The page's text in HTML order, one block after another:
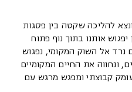
להליכה שקטה בין פסגות
אותנו בתוך נוף פתוח
נרד אל השוק המקומי, נפגוש
ונחווה את החיים המקומיים
קבוצתי ומפגש מרגש עם